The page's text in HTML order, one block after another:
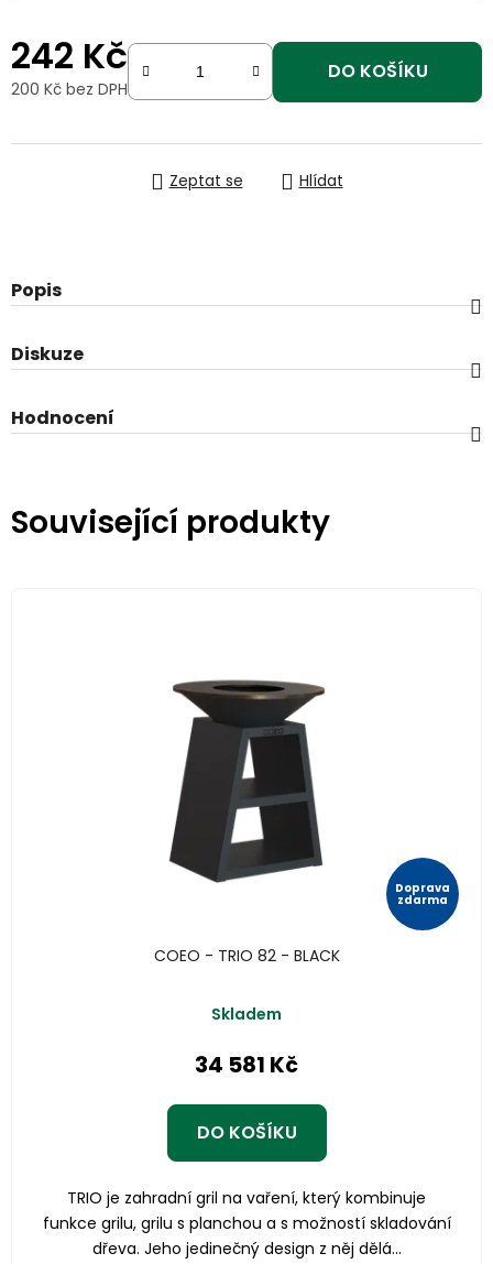
242 Kč
200 Kč bez DPH
DO KOŠÍKU
Zeptat se Hlídat
Popis
Diskuze
Hodnocení
Související produkty
Doprava
zdarma
COEO - TRIO 82 - BLACK
Skladem
34 581 Kč
DO KOŠÍKU
TRIO je zahradní gril na vaření, který kombinuje
funkce grilu, grilu s planchou a s možností skladování
dřeva. Jeho jedinečný design z něj dělá...